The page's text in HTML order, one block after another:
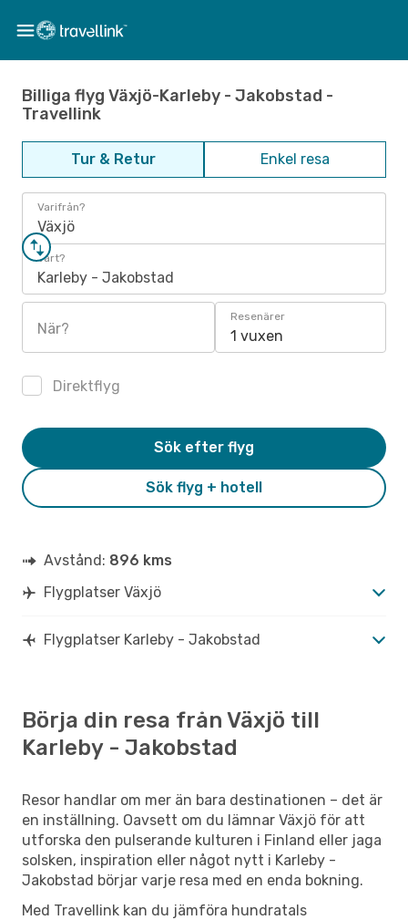
Billiga flyg Växjö-Karleby - Jakobstad -
Travellink
Tur & Retur Enkel resa
Varifrån?
Växjö
Vart?
Karleby - Jakobstad
När?
Resenärer
1 vuxen
Direktflyg
Sök flyg + hotell
Sök efter flyg
Avstånd: 896 kms
Flygplatser Växjö
Flygplatser Karleby - Jakobstad
Börja din resa från Växjö till
Karleby - Jakobstad
Resor handlar om mer än bara destinationen – det är
en inställning. Oavsett om du lämnar Växjö för att
utforska den pulserande kulturen i Finland eller jaga
solsken, inspiration eller något nytt i Karleby -
Jakobstad börjar varje resa med en enda bokning.
Med Travellink kan du jämföra hundratals